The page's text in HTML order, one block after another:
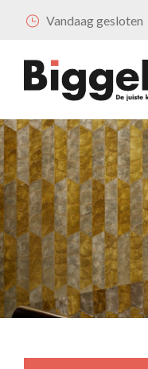
Vandaag gesloten